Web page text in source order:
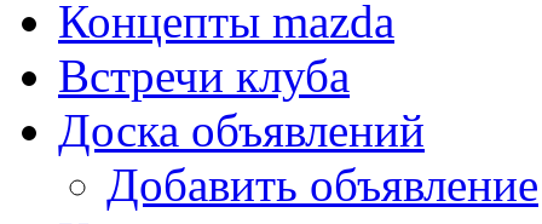
Концепты mazda
Встречи клуба
Доска объявлений
Добавить объявление